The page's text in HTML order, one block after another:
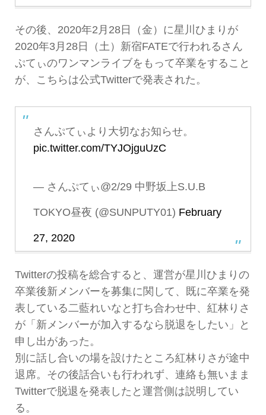
その後、2020年2月28日（金）に星川ひまりが
2020年3月28日（土）新宿FATEで行われるさん
ぷてぃのワンマンライブをもって卒業をすること
が、こちらは公式Twitterで発表された。
さんぷてぃより大切なお知らせ。
pic.twitter.com/TYJOjguUzC
— さんぷてぃ@2/29 中野坂上S.U.B
TOKYO昼夜 (@SUNPUTY01) February
27, 2020
Twitterの投稿を総合すると、運営が星川ひまりの
卒業後新メンバーを募集に関して、既に卒業を発
表している二藍れいなと打ち合わせ中、紅林りさ
が「新メンバーが加入するなら脱退をしたい」と
申し出があった。
別に話し合いの場を設けたところ紅林りさが途中
退席。その後話合いも行われず、連絡も無いまま
Twitterで脱退を発表したと運営側は説明してい
る。